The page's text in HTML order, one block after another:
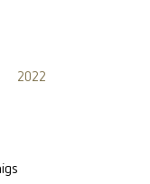
2022